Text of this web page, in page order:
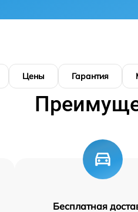
Цены Гарантия
Бесплатная